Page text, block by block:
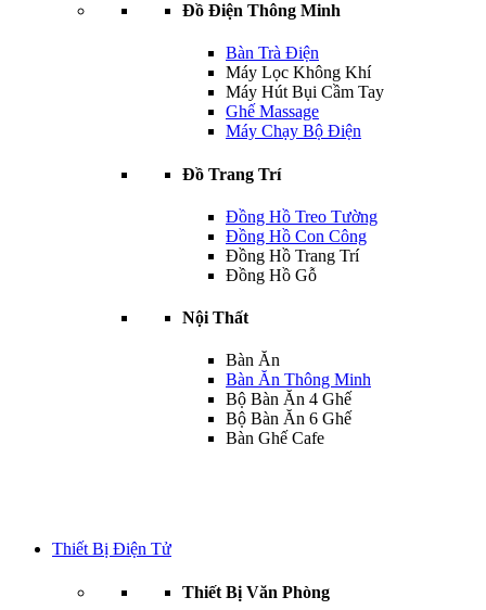
Đồ Điện Thông Minh
Bàn Trà Điện
Máy Lọc Không Khí
Máy Hút Bụi Cầm Tay
Ghế Massage
Máy Chạy Bộ Điện
Đồ Trang Trí
Đồng Hồ Treo Tường
Đồng Hồ Con Công
Đồng Hồ Trang Trí
Đồng Hồ Gỗ
Nội Thất
Bàn Ăn
Bàn Ăn Thông Minh
Bộ Bàn Ăn 4 Ghế
Bộ Bàn Ăn 6 Ghế
Bàn Ghế Cafe
Thiết Bị Điện Tử
Thiết Bị Văn Phòng